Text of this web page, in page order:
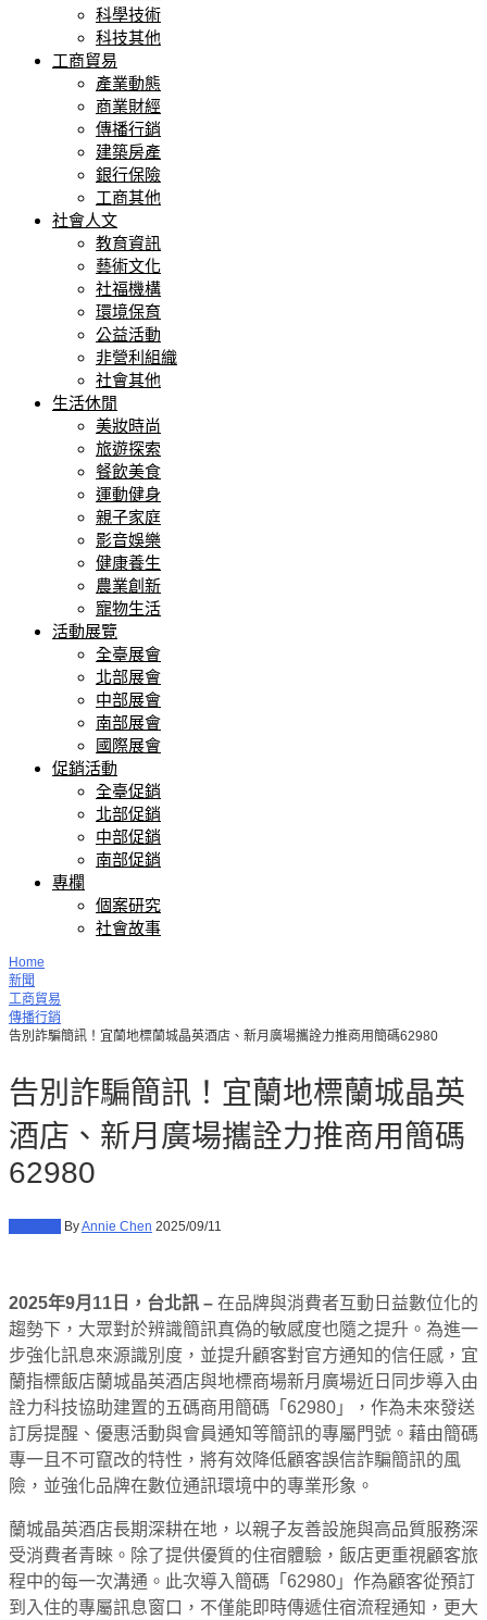
科學技術
科技其他
工商貿易
產業動態
商業財經
傳播行銷
建築房產
銀行保險
工商其他
社會人文
教育資訊
藝術文化
社福機構
環境保育
公益活動
非營利組織
社會其他
生活休閒
美妝時尚
旅遊探索
餐飲美食
運動健身
親子家庭
影音娛樂
健康養生
農業創新
寵物生活
活動展覽
全臺展會
北部展會
中部展會
南部展會
國際展會
促銷活動
全臺促銷
北部促銷
中部促銷
南部促銷
專欄
個案研究
社會故事
Home
新聞
工商貿易
傳播行銷
告別詐騙簡訊！宜蘭地標蘭城晶英酒店、新月廣場攜詮力推商用簡碼62980
告別詐騙簡訊！宜蘭地標蘭城晶英
酒店、新月廣場攜詮力推商用簡碼
62980
ByAnnie Chen 2025/09/11
2025年9月11日，台北訊 – 在品牌與消費者互動日益數位化的
趨勢下，大眾對於辨識簡訊真偽的敏感度也隨之提升。為進一
步強化訊息來源識別度，並提升顧客對官方通知的信任感，宜
蘭指標飯店蘭城晶英酒店與地標商場新月廣場近日同步導入由
詮力科技協助建置的五碼商用簡碼「62980」，作為未來發送
訂房提醒、優惠活動與會員通知等簡訊的專屬門號。藉由簡碼
專一且不可竄改的特性，將有效降低顧客誤信詐騙簡訊的風
險，並強化品牌在數位通訊環境中的專業形象。
蘭城晶英酒店長期深耕在地，以親子友善設施與高品質服務深
受消費者青睞。除了提供優質的住宿體驗，飯店更重視顧客旅
程中的每一次溝通。此次導入簡碼「62980」作為顧客從預訂
到入住的專屬訊息窗口，不僅能即時傳遞住宿流程通知，更大